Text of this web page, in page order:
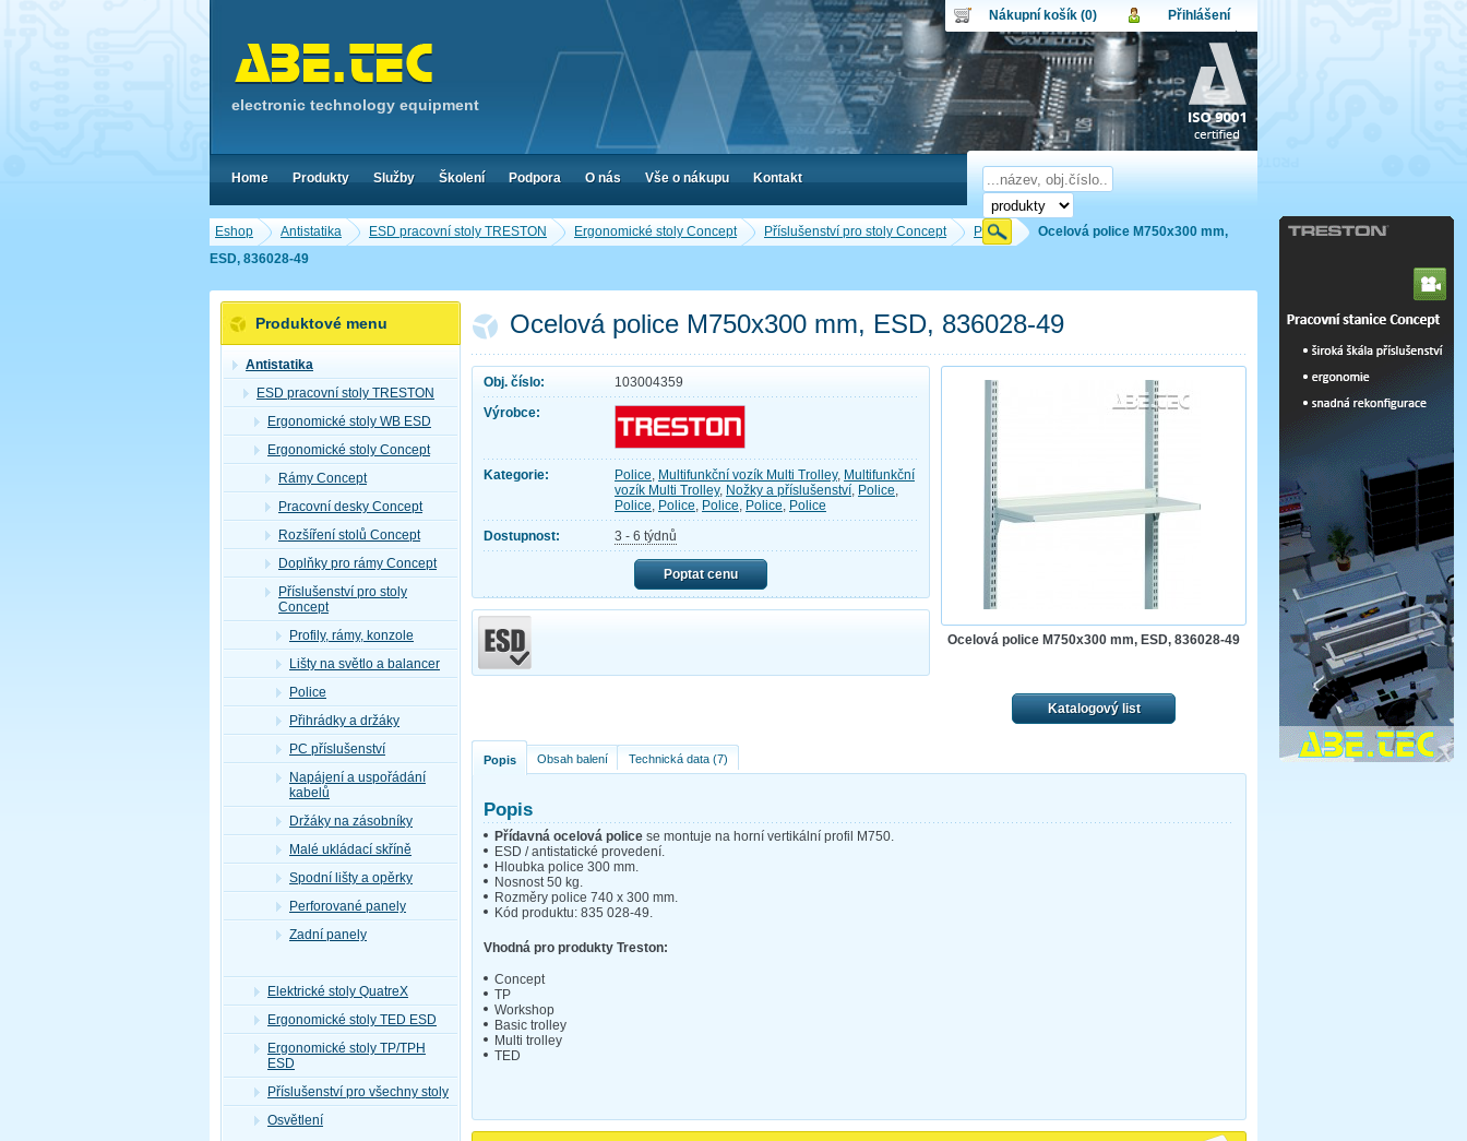
Eshop Antistatika ESD pracovní stoly TRESTON Ergonomické stoly Concept Příslušenství pro stoly Concept Police
Ocelová police M750x300 mm,
ESD, 836028-49
Ocelová police M750x300 mm, ESD, 836028-49
Obj. číslo:
103004359
Výrobce:
Kategorie: Police, Multifunkční vozík Multi Trolley, Multifunkční
vozík Multi Trolley, Nožky a příslušenství, Police,
Police, Police, Police, Police, Police
Dostupnost:
3 - 6 týdnů
Poptat cenu
Ocelová police M750x300 mm, ESD, 836028-49
Katalogový list
Popis Obsah balení Technická data (7)
Popis
Přídavná ocelová police se montuje na horní vertikální profil M750.
ESD / antistatické provedení.
Hloubka police 300 mm.
Nosnost 50 kg.
Rozměry police 740 x 300 mm.
Kód produktu: 835 028-49.
Vhodná pro produkty Treston:
Concept
TP
Workshop
Basic trolley
Multi trolley
TED
Produktové menu
Antistatika
ESD pracovní stoly TRESTON
Ergonomické stoly WB ESD
Ergonomické stoly Concept
Rámy Concept
Pracovní desky Concept
Rozšíření stolů Concept
Doplňky pro rámy Concept
Příslušenství pro stoly
Concept
Profily, rámy, konzole
Lišty na světlo a balancer
Police
Přihrádky a držáky
PC příslušenství
Napájení a uspořádání
kabelů
Držáky na zásobníky
Malé ukládací skříně
Spodní lišty a opěrky
Perforované panely
Zadní panely
Elektrické stoly QuatreX
Ergonomické stoly TED ESD
Ergonomické stoly TP/TPH
ESD
Příslušenství pro všechny stoly
Osvětlení
electronic technology equipment
Nákupní košík (0)
Nákupní košík je momentálně prázdný.
Obsah košíku
Počet produktů:0
Cena celkem:
0,00 CZK
Přihlášení
Uživatel:
Heslo:
Přihlásit
Zapomenuté heslo Nová registrace
Home Produkty Služby Školení Podpora O nás Vše o nákupu Kontakt